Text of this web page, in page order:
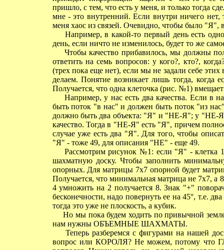
пришло, с тем, что есть у меня, и только тогда
мне - это внутренний. Если внутри ничего нет,
меня хаос из связей. Очевидно, чтобы было "Я",
Например, в какой-то первый день есть
день, если ничто не изменилось, будет то же
Чтобы качество прибавилось, мы должны
ответить на семь вопросов: у кого?, кто?,
(трех пока еще нет), если мы не задали себе
делаем. Понятие возникает лишь тогда, когда
Получается, что одна клеточка (рис. №1)
Например, у нас есть два качества. Если в
быть поток "в нас" и должен быть поток "из
должно быть два объекта: "Я" и "НЕ-Я"; у "НЕ-Я"
качество. Тогда в "НЕ-Я" есть "Я", причем
случае уже есть два "Я". Для того, чтобы
"Я" - тоже 49, для описания "НЕ" - еще 49.
Рассмотрим рисунок №1: если "Я" - клетка
шахматную доску. Чтобы заполнить
опорных. Для матрицы 7х7 опорной будет
Получается, что минимальная матрица не 7х7, а
4 умножить на 2 получается 8. Знак "+"
бесконечности, надо повернуть ее на 45°, т.е.
тогда это уже не плоскость, а кубик.
Но мы пока будем ходить по привычной
нам нужны ОБЪЕМНЫЕ ШАХМАТЫ.
Теперь разберемся с фигурами на нашей
вопрос или КОРОЛЯ? Не можем, потому что